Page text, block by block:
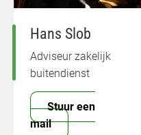
Hans Slob
Adviseur zakelijk
buitendienst
Stuur een
mail